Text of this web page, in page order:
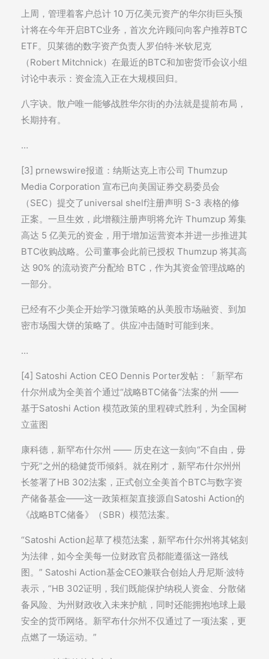
上周，管理着客户总计 10 万亿美元资产的华尔街巨头预
计将在今年开启BTC业务，首次允许顾问向客户推荐BTC
ETF。贝莱德的数字资产负责人罗伯特·米钦尼克
（Robert Mitchnick）在最近的BTC和加密货币会议小组
讨论中表示：资金流入正在大规模回归。
八字诀。散户唯一能够战胜华尔街的办法就是提前布局，
长期持有。
…
[3] prnewswire报道：纳斯达克上市公司 Thumzup
Media Corporation 宣布已向美国证券交易委员会
（SEC）提交了universal shelf注册声明 S-3 表格的修
正案。一旦生效，此增额注册声明将允许 Thumzup 筹集
高达 5 亿美元的资金，用于增加运营资本并进一步推进其
BTC收购战略。公司董事会此前已授权 Thumzup 将其高
达 90% 的流动资产分配给 BTC，作为其资金管理战略的
一部分。
已经有不少美企开始学习微策略的从美股市场融资、到加
密市场囤大饼的策略了。供应冲击随时可能到来。
…
[4] Satoshi Action CEO Dennis Porter发帖：「新罕布
什尔州成为全美首个通过“战略BTC储备”法案的州 ——
基于Satoshi Action 模范政策的里程碑式胜利，为全国树
立蓝图
康科德，新罕布什尔州 —— 历史在这一刻向“不自由，毋
宁死”之州的稳健货币倾斜。就在刚才，新罕布什尔州州
长签署了HB 302法案，正式创立全美首个BTC与数字资
产储备基金——这一政策框架直接源自Satoshi Action的
《战略BTC储备》（SBR）模范法案。
“Satoshi Action起草了模范法案，新罕布什尔州将其铭刻
为法律，如今全美每一位财政官员都能遵循这一路线
图。” Satoshi Action基金CEO兼联合创始人丹尼斯·波特
表示，“HB 302证明，我们既能保护纳税人资金、分散储
备风险、为州财政收入未来护航，同时还能拥抱地球上最
安全的货币网络。新罕布什尔州不仅通过了一项法案，更
点燃了一场运动。”